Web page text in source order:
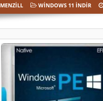
MENZILL WINDOWS 11 İNDIR